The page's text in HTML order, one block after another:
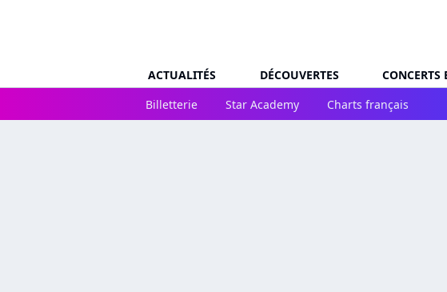
ACTUALITÉS DÉCOUVERTES CONCERTS
Billetterie
Star Academy Charts français